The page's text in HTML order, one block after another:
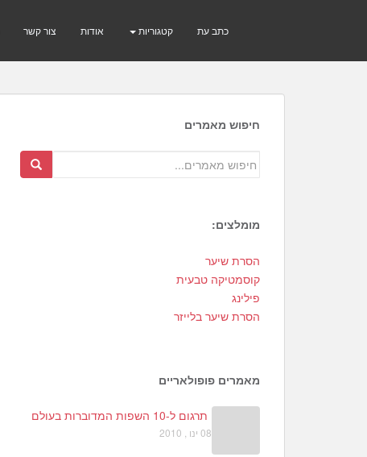
צור קשר אודות קטגוריות כתב עת
חיפוש מאמרים
מומלצים:
4
5
3
הסרת שיער
קוסמטיקה טבעית
פילינג
הסרת שיער בלייזר
מאמרים פופולאריים
תרגום ל-10 השפות המדוברות בעולם
08 ינו , 2010